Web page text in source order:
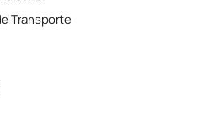
Transporte